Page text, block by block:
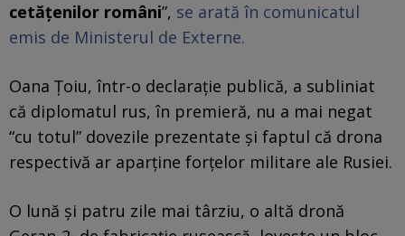
cetățenilor români”, se arată în comunicatul
emis de Ministerul de Externe.
Oana Țoiu, într-o declarație publică, a subliniat
că diplomatul rus, în premieră, nu a mai negat
“cu totul” dovezile prezentate și faptul că drona
respectivă ar aparține forțelor militare ale Rusiei.
O lună și patru zile mai târziu, o altă dronă